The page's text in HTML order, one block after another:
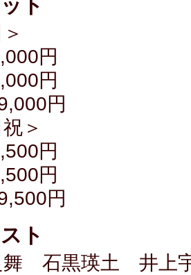
ト
円
円
円
＞
円
円
円
ト
舞 石黒瑛土 井上